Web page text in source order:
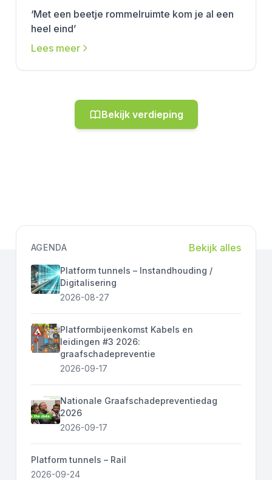
‘Met een beetje rommelruimte kom je al een
heel eind’
Lees meer
Bekijk verdieping
AGENDA Bekijk alles
Platform tunnels – Instandhouding /
Digitalisering
2026-08-27
Platformbijeenkomst Kabels en
leidingen #3 2026:
graafschadepreventie
2026-09-17
Nationale Graafschadepreventiedag
2026
2026-09-17
Platform tunnels – Rail
2026-09-24